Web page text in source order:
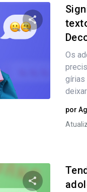
Os
gírias
por